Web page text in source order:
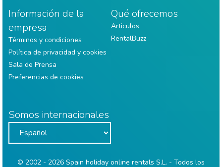
Información de la
empresa
Términos y condiciones
Política de privacidad y cookies
Sala de Prensa
Preferencias de cookies
Qué ofrecemos
Articulos
RentalBuzz
Somos internacionales
© 2002 - 2026 Spain holiday online rentals S.L. - Todos los